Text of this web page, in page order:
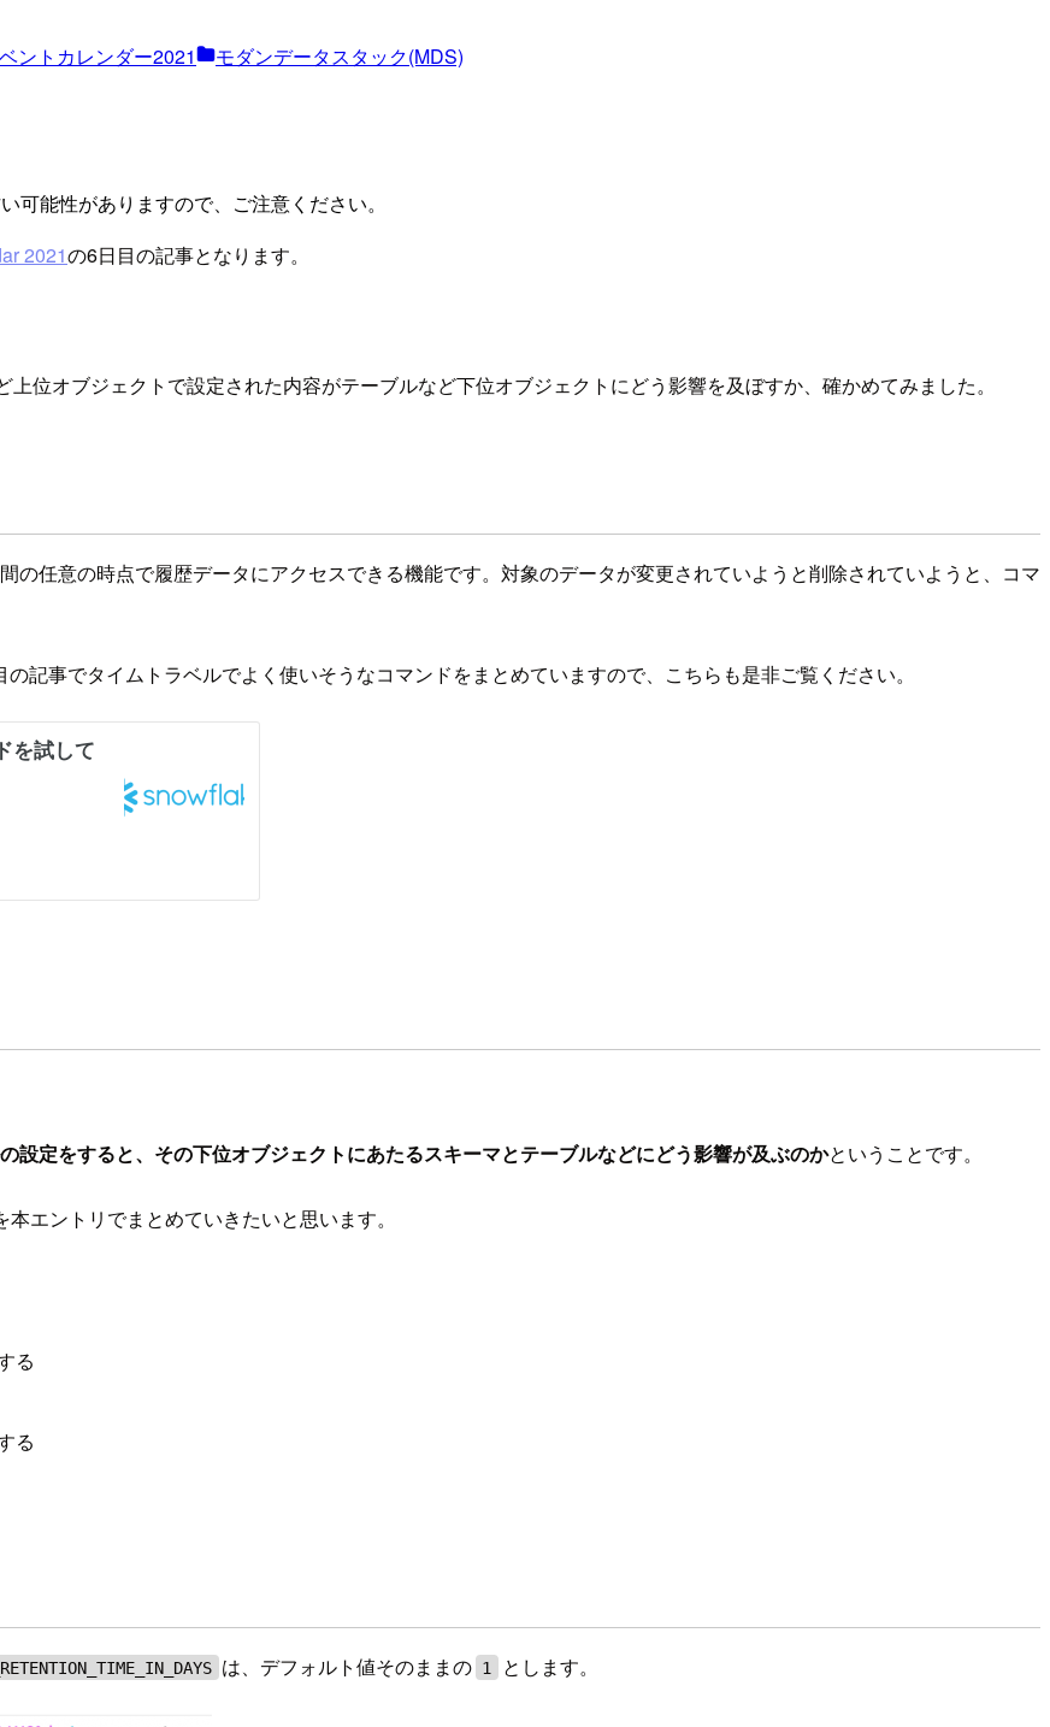
ントカレンダー2021
モダンデータスタック(MDS)
可能性がありますので、ご注意ください。
2021の6日目の記事となります。
位オブジェクトで設定された内容がテーブルなど下位オブジェクトにどう影響を及ぼすか、確かめてみました。
の任意の時点で履歴データにアクセスできる機能です。対象のデータが変更されていようと削除されていようと、コマ
の記事でタイムトラベルでよく使いそうなコマンドをまとめていますので、こちらも是非ご覧ください。
設定をすると、その下位オブジェクトにあたるスキーマとテーブルなどにどう影響が及ぶのかということです。
エントリでまとめていきたいと思います。
る
る
は、デフォルト値そのままの 1 とします。